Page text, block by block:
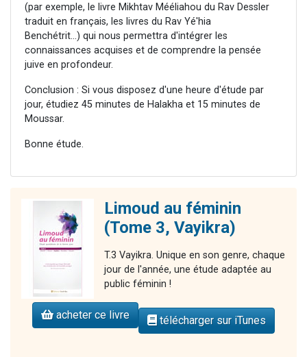
(par exemple, le livre Mikhtav Mééliahou du Rav Dessler
traduit en français, les livres du Rav Yé'hia
Benchétrit...) qui nous permettra d'intégrer les
connaissances acquises et de comprendre la pensée
juive en profondeur.
Conclusion : Si vous disposez d'une heure d'étude par
jour, étudiez 45 minutes de Halakha et 15 minutes de
Moussar.
Bonne étude.
Limoud au féminin
(Tome 3, Vayikra)
T.3 Vayikra. Unique en son genre, chaque
jour de l'année, une étude adaptée au
public féminin !
acheter ce livre télécharger sur iTunes